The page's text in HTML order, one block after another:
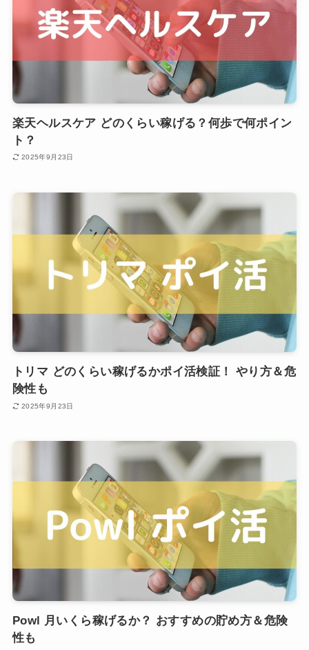
楽天ヘルスケア どのくらい稼げる？何歩で何ポイン
ト？
2025年9月23日
トリマ どのくらい稼げるかポイ活検証！ やり方＆危
険性も
2025年9月23日
Powl 月いくら稼げるか？ おすすめの貯め方＆危険
性も